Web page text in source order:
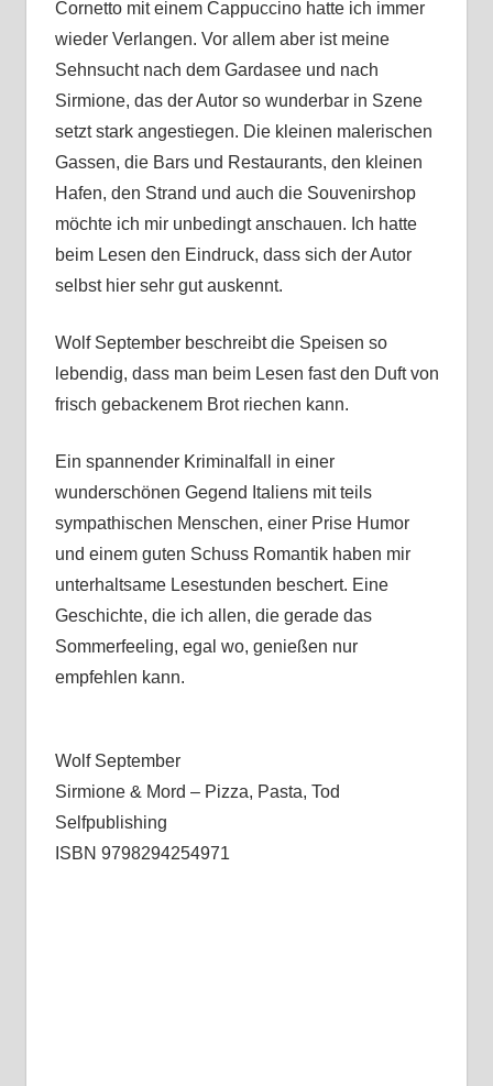
Cornetto mit einem Cappuccino hatte ich immer
wieder Verlangen. Vor allem aber ist meine
Sehnsucht nach dem Gardasee und nach
Sirmione, das der Autor so wunderbar in Szene
setzt stark angestiegen. Die kleinen malerischen
Gassen, die Bars und Restaurants, den kleinen
Hafen, den Strand und auch die Souvenirshop
möchte ich mir unbedingt anschauen. Ich hatte
beim Lesen den Eindruck, dass sich der Autor
selbst hier sehr gut auskennt.
Wolf September beschreibt die Speisen so
lebendig, dass man beim Lesen fast den Duft von
frisch gebackenem Brot riechen kann.
Ein spannender Kriminalfall in einer
wunderschönen Gegend Italiens mit teils
sympathischen Menschen, einer Prise Humor
und einem guten Schuss Romantik haben mir
unterhaltsame Lesestunden beschert. Eine
Geschichte, die ich allen, die gerade das
Sommerfeeling, egal wo, genießen nur
empfehlen kann.
Wolf September
Sirmione & Mord – Pizza, Pasta, Tod
Selfpublishing
ISBN 9798294254971